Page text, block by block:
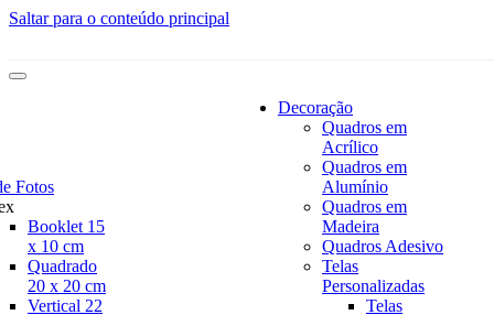
Saltar para o conteúdo principal
Fotos
Booklet 15
x 10 cm
Quadrado
20 x 20 cm
Vertical 22
Decoração
Quadros em
Acrílico
Quadros em
Alumínio
Quadros em
Madeira
Quadros Adesivo
Telas
Personalizadas
Telas